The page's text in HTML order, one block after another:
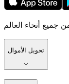
تحويل الأموال